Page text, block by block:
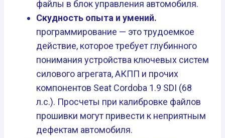
файлы в блок управления автомобиля.
Скудность опыта и умений.
программирование — это трудоемкое
действие, которое требует глубинного
понимания устройства ключевых систем
силового агрегата, АКПП и прочих
компонентов Seat Cordoba 1.9 SDI (68
л.с.). Просчеты при калибровке файлов
прошивки могут привести к неприятным
дефектам автомобиля.